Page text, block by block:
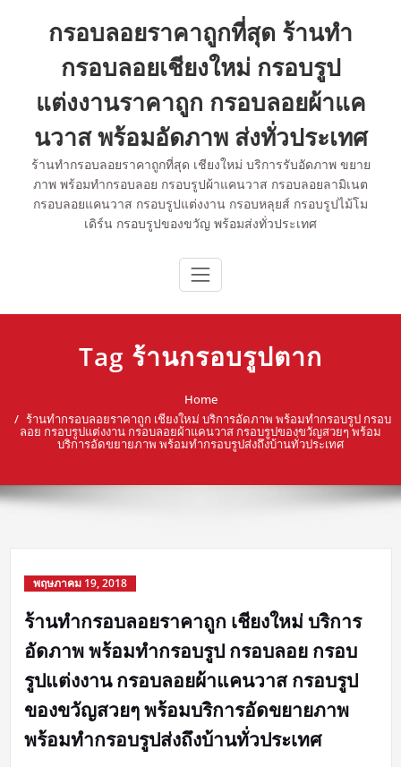
กรอบลอยราคาถูกที่สุด ร้านทำ
กรอบลอยเชียงใหม่ กรอบรูป
แต่งงานราคาถูก กรอบลอยผ้าแค
นวาส พร้อมอัดภาพ ส่งทั่วประเทศ
ร้านทำกรอบลอยราคาถูกที่สุด เชียงใหม่ บริการรับอัดภาพ ขยาย
ภาพ พร้อมทำกรอบลอย กรอบรูปผ้าแคนวาส กรอบลอยลามิเนต
กรอบลอยแคนวาส กรอบรูปแต่งงาน กรอบหลุยส์ กรอบรูปไม้โม
เดิร์น กรอบรูปของขวัญ พร้อมส่งทั่วประเทศ
Tag ร้านกรอบรูปตาก
Home
ร้านทำกรอบลอยราคาถูก เชียงใหม่ บริการอัดภาพ พร้อมทำกรอบรูป กรอบ
ลอย กรอบรูปแต่งงาน กรอบลอยผ้าแคนวาส กรอบรูปของขวัญสวยๆ พร้อม
บริการอัดขยายภาพ พร้อมทำกรอบรูปส่งถึงบ้านทั่วประเทศ
พฤษภาคม 19, 2018
ร้านทำกรอบลอยราคาถูก เชียงใหม่ บริการ
อัดภาพ พร้อมทำกรอบรูป กรอบลอย กรอบ
รูปแต่งงาน กรอบลอยผ้าแคนวาส กรอบรูป
ของขวัญสวยๆ พร้อมบริการอัดขยายภาพ
พร้อมทำกรอบรูปส่งถึงบ้านทั่วประเทศ